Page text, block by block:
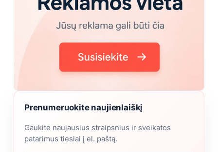
Prenumeruokite naujienlaiškį
Gaukite naujausius straipsnius ir sveikatos
patarimus tiesiai į el. paštą.